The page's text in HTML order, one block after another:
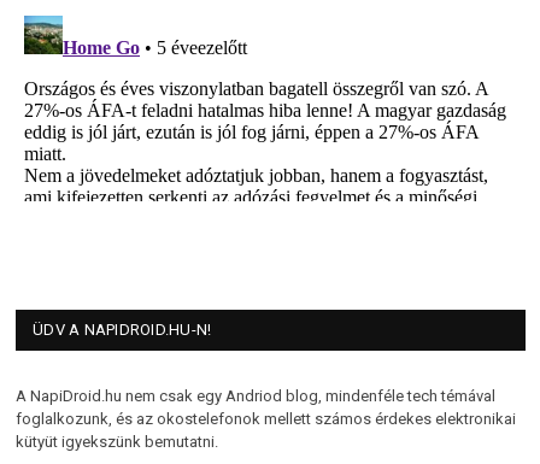
ÜDV A NAPIDROID.HU-N!
A NapiDroid.hu nem csak egy Andriod blog, mindenféle tech témával
foglalkozunk, és az okostelefonok mellett számos érdekes elektronikai
kütyüt igyekszünk bemutatni.